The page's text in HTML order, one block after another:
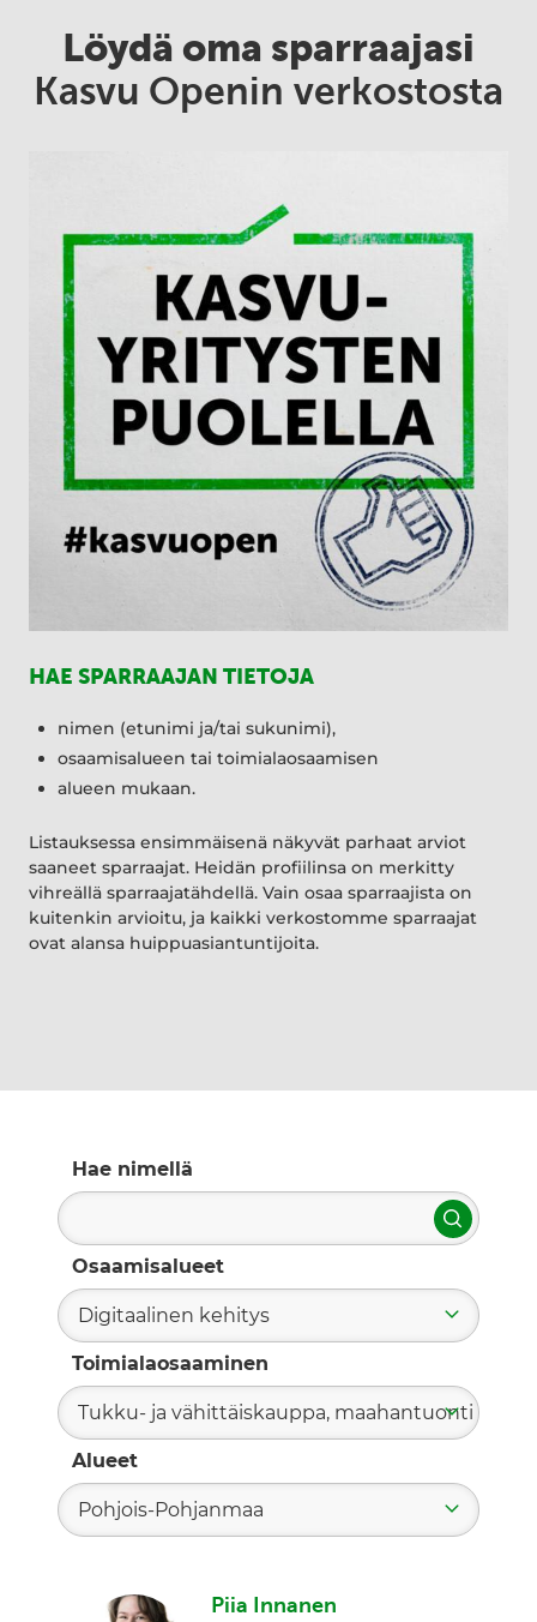
Löydä oma sparraajasi
Kasvu Openin verkostosta
HAE SPARRAAJAN TIETOJA
nimen (etunimi ja/tai sukunimi),
osaamisalueen tai toimialaosaamisen
alueen mukaan.
Listauksessa ensimmäisenä näkyvät parhaat arviot
saaneet sparraajat. Heidän profiilinsa on merkitty
vihreällä sparraajatähdellä. Vain osaa sparraajista on
kuitenkin arvioitu, ja kaikki verkostomme sparraajat
ovat alansa huippuasiantuntijoita.
Hae nimellä
Hae
Osaamisalueet
Digitaalinen kehitys
Toimialaosaaminen
Tukku- ja vähittäiskauppa, maahantuonti
Alueet
Pohjois-Pohjanmaa
Piia Innanen